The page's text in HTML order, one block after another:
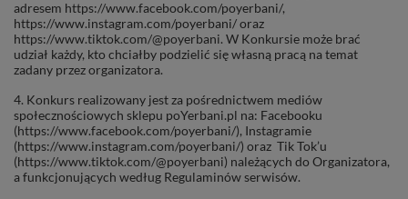
adresem https://www.facebook.com/poyerbani/,
https://www.instagram.com/poyerbani/ oraz
https://www.tiktok.com/@poyerbani. W Konkursie może brać
udział każdy, kto chciałby podzielić się własną pracą na temat
zadany przez organizatora.
4. Konkurs realizowany jest za pośrednictwem mediów
społecznościowych sklepu poYerbani.pl na: Facebooku
(https://www.facebook.com/poyerbani/), Instagramie
(https://www.instagram.com/poyerbani/) oraz Tik Tok’u
(https://www.tiktok.com/@poyerbani) należących do Organizatora,
a funkcjonujących według Regulaminów serwisów.